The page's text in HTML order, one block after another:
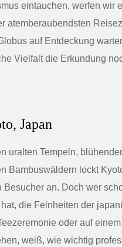
eintauchen, werfen wir
atemberaubendsten
auf Entdeckung
Vielfalt die Erkundung
Japan
uralten Tempeln,
Bambuswäldern lockt
Besucher an. Doch wer
die Feinheiten der
oder auf
weiß, wie wichtig